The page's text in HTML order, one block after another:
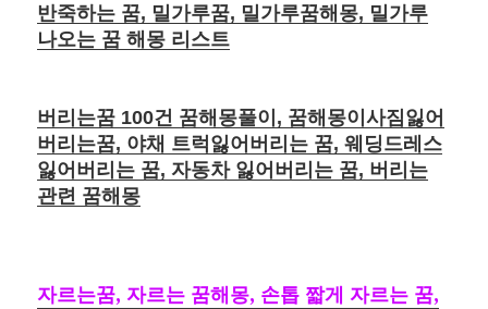
반죽하는 꿈, 밀가루꿈, 밀가루꿈해몽, 밀가루
나오는 꿈 해몽 리스트
버리는꿈 100건 꿈해몽풀이, 꿈해몽이사짐잃어
버리는꿈, 야채 트럭잃어버리는 꿈, 웨딩드레스
잃어버리는 꿈, 자동차 잃어버리는 꿈, 버리는
관련 꿈해몽
자르는꿈, 자르는 꿈해몽, 손톱 짧게 자르는 꿈,